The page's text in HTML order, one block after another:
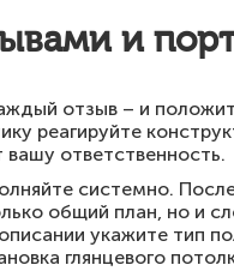
и
отзыв – и
реагируйте
ответственность.
системно.
общий план, но и
укажите тип
глянцевого